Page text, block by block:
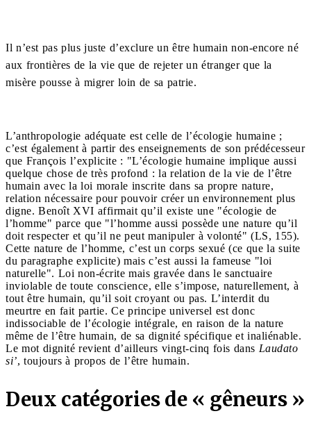
Il n’est pas plus juste d’exclure un être humain non-encore né
aux frontières de la vie que de rejeter un étranger que la
misère pousse à migrer loin de sa patrie.
L’anthropologie adéquate est celle de l’écologie humaine ;
c’est également à partir des enseignements de son prédécesseur
que François l’explicite : "L’écologie humaine implique aussi
quelque chose de très profond : la relation de la vie de l’être
humain avec la loi morale inscrite dans sa propre nature,
relation nécessaire pour pouvoir créer un environnement plus
digne. Benoît XVI affirmait qu’il existe une "écologie de
l’homme" parce que "l’homme aussi possède une nature qu’il
doit respecter et qu’il ne peut manipuler à volonté" (LS, 155).
Cette nature de l’homme, c’est un corps sexué (ce que la suite
du paragraphe explicite) mais c’est aussi la fameuse "loi
naturelle". Loi non-écrite mais gravée dans le sanctuaire
inviolable de toute conscience, elle s’impose, naturellement, à
tout être humain, qu’il soit croyant ou pas. L’interdit du
meurtre en fait partie. Ce principe universel est donc
indissociable de l’écologie intégrale, en raison de la nature
même de l’être humain, de sa dignité spécifique et inaliénable.
Le mot dignité revient d’ailleurs vingt-cinq fois dans Laudato
si’, toujours à propos de l’être humain.
Deux catégories de « gêneurs »